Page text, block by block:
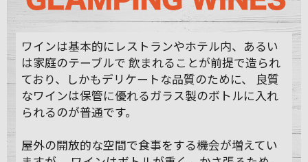
ワインは基本的にレストランやホテル内、あるい
は家庭のテーブルで 飲まれることが前提で造られ
ており、しかもデリケートな品質のために、 良質
なワインは保管に優れるガラス製のボトルに入れ
られるのが普通です。
屋外の開放的な空間で食事をする機会が増えてい